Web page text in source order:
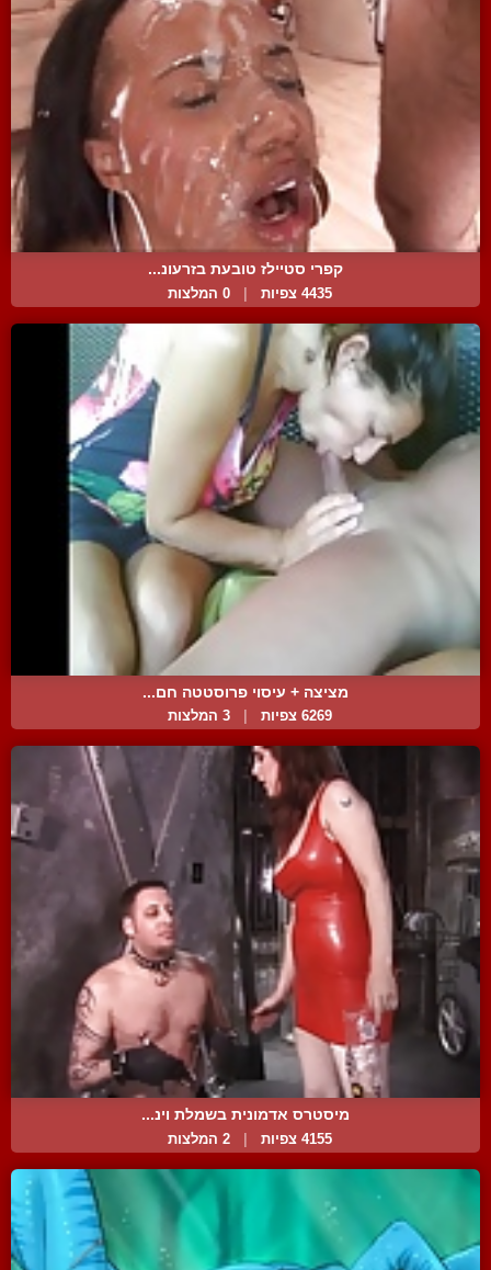
קפרי סטיילז טובעת בזרעונ...
4435 צפיות | 0 המלצות
מציצה + עיסוי פרוסטטה חם...
6269 צפיות 3 המלצות
מיסטרס אדמונית בשמלת וינ...
4155 צפיות 2 המלצות